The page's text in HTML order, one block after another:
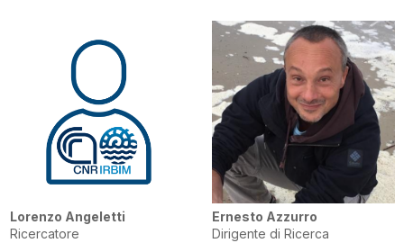
Lorenzo Angeletti
Ricercatore
Ernesto Azzurro
Dirigente di Ricerca